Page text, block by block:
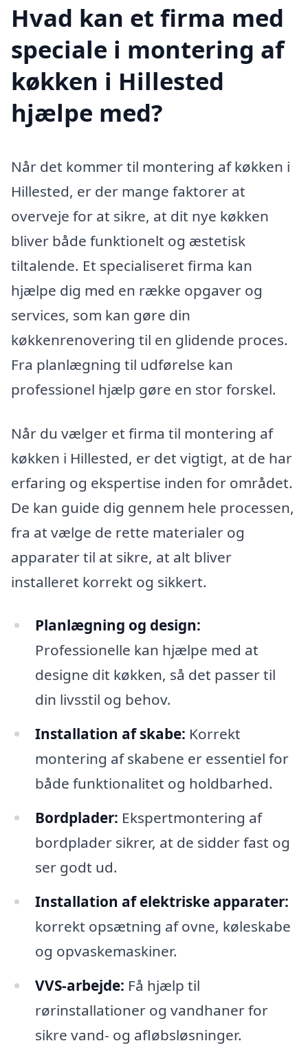
Hvad kan et firma med
speciale i montering af
køkken i Hillested
hjælpe med?
Når det kommer til montering af køkken i
Hillested, er der mange faktorer at
overveje for at sikre, at dit nye køkken
bliver både funktionelt og æstetisk
tiltalende. Et specialiseret firma kan
hjælpe dig med en række opgaver og
services, som kan gøre din
køkkenrenovering til en glidende proces.
Fra planlægning til udførelse kan
professionel hjælp gøre en stor forskel.
Når du vælger et firma til montering af
køkken i Hillested, er det vigtigt, at de har
erfaring og ekspertise inden for området.
De kan guide dig gennem hele processen,
fra at vælge de rette materialer og
apparater til at sikre, at alt bliver
installeret korrekt og sikkert.
Planlægning og design:
Professionelle kan hjælpe med at
designe dit køkken, så det passer til
din livsstil og behov.
Installation af skabe: Korrekt
montering af skabene er essentiel for
både funktionalitet og holdbarhed.
Bordplader: Ekspertmontering af
bordplader sikrer, at de sidder fast og
ser godt ud.
Installation af elektriske apparater:
korrekt opsætning af ovne, køleskabe
og opvaskemaskiner.
VVS-arbejde: Få hjælp til
rørinstallationer og vandhaner for
sikre vand- og afløbsløsninger.